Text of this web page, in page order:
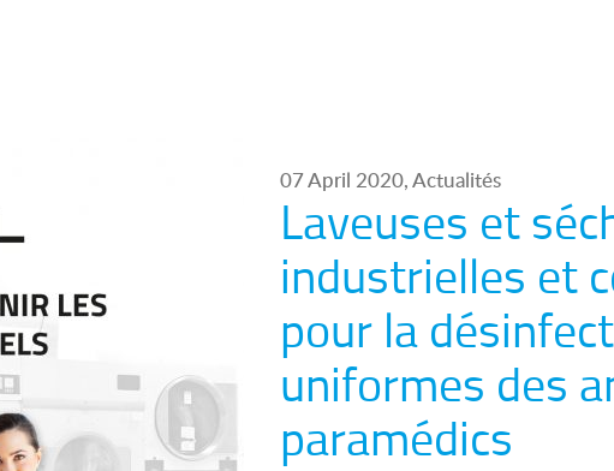
07 April 2020, Actualités
Laveuses et
industrielles et
pour la
uniformes des
paramédics